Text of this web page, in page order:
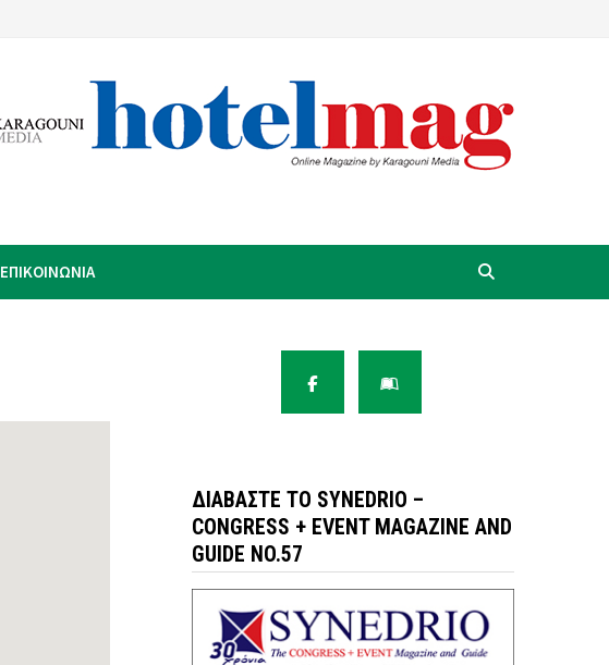
ΕΠΙΚΟΙΝΩΝΙΑ
ΔΙΑΒΆΣΤΕ ΤΟ SYNEDRIO –
CONGRESS + EVENT MAGAZINE AND
GUIDE NO.57